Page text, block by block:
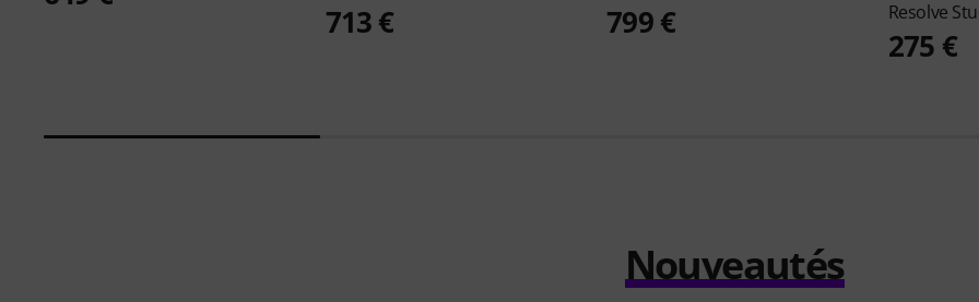
713 € 799 €
Resolve
275 €
Nouveautés